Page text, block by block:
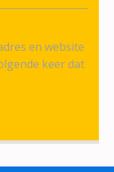
en website
keer dat